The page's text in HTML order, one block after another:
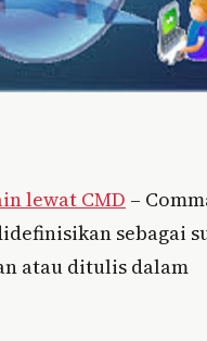
lewat CMD –
sebagai
atau ditulis dalam